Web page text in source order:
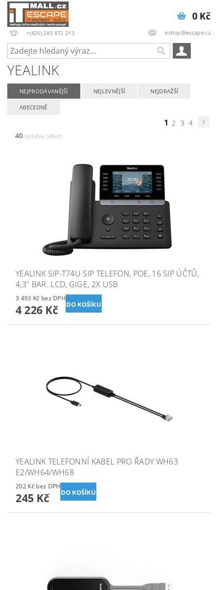
+(420) 283 872 213 eshop@escape.cz
0 Kč
YEALINK
NEJPRODÁVANĚJŠÍ NEJLEVNĚJŠÍ NEJDRAŽŠÍ
ABECEDNĚ
1 2 3 4
40 položek celkem
YEALINK SIP-T74U SIP TELEFON, POE, 16 SIP ÚČTŮ,
4,3" BAR. LCD, GIGE, 2X USB
3 493 Kč bez DPH
4 226 Kč
YEALINK TELEFONNÍ KABEL PRO ŘADY WH63
E2/WH64/WH68
202 Kč bez DPH
245 Kč